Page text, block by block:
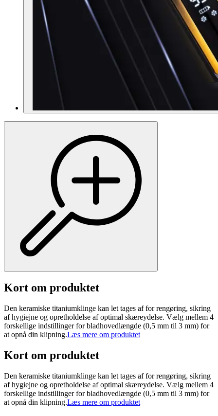
Kort om produktet
Den keramiske titaniumklinge kan let tages af for rengøring, sikring
af hygiejne og opretholdelse af optimal skæreydelse. Vælg mellem 4
forskellige indstillinger for bladhovedlængde (0,5 mm til 3 mm) for
at opnå din klipning.Læs mere om produktet
Kort om produktet
Den keramiske titaniumklinge kan let tages af for rengøring, sikring
af hygiejne og opretholdelse af optimal skæreydelse. Vælg mellem 4
forskellige indstillinger for bladhovedlængde (0,5 mm til 3 mm) for
at opnå din klipning.Læs mere om produktet